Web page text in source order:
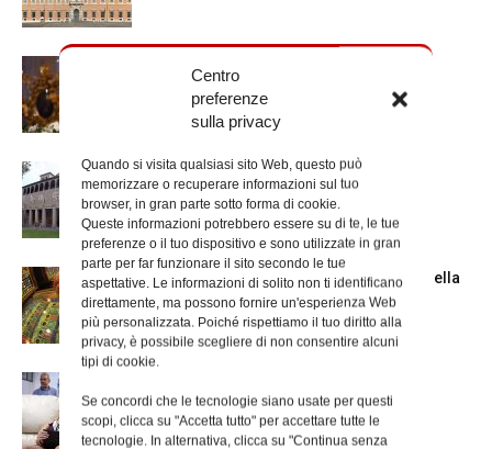
Centro
preferenze
sulla privacy
Quando si visita qualsiasi sito Web, questo può
memorizzare o recuperare informazioni sul tuo
browser, in gran parte sotto forma di cookie.
Queste informazioni potrebbero essere su di te, le tue
preferenze o il tuo dispositivo e sono utilizzate in gran
parte per far funzionare il sito secondo le tue
aspettative. Le informazioni di solito non ti identificano
direttamente, ma possono fornire un'esperienza Web
più personalizzata. Poiché rispettiamo il tuo diritto alla
privacy, è possibile scegliere di non consentire alcuni
tipi di cookie.
Se concordi che le tecnologie siano usate per questi
scopi, clicca su "Accetta tutto" per accettare tutte le
tecnologie. In alternativa, clicca su "Continua senza
La Madonna della Neve a Santa Maria
Maggiore
La Giornata mondiale dei nonni e degli
anziani: l’omelia del cardinale...
Azzardo: a Termini il centro d’ascolto della
Caritas
nonni e...